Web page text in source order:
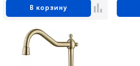
В корзину